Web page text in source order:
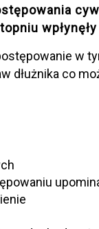
w
dłużnika co